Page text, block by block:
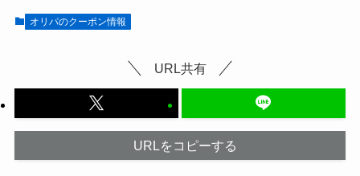
オリパのクーポン情報
URL共有
URLをコピーする